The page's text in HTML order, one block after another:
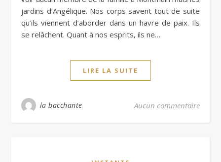
jardins d’Angélique. Nos corps savent tout de suite
qu’ils viennent d’aborder dans un havre de paix. Ils
se relâchent. Quant à nos esprits, ils ne…
LIRE LA SUITE
la bacchante Aucun commentaire